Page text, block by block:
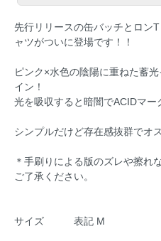
先行リリースの缶バッチとロン
ャツがついに登場です！！
ピンク×水色の陰陽に重ねた蓄
イン！
光を吸収すると暗闇でACIDマー
シンプルだけど存在感抜群でオ
＊手刷りによる版のズレや擦れ
ご了承ください。
サイズ 表記 M